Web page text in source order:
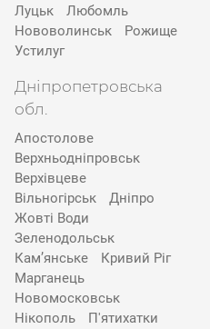
Луцьк
Любомль
Нововолинськ
Рожище
Устилуг
Дніпропетровська
обл.
Апостолове
Верхньодніпровськ
Верхівцеве
Вільногірськ
Дніпро
Жовті Води
Зеленодольськ
Кам’янське
Кривий Ріг
Марганець
Новомосковськ
Нікополь
П'ятихатки